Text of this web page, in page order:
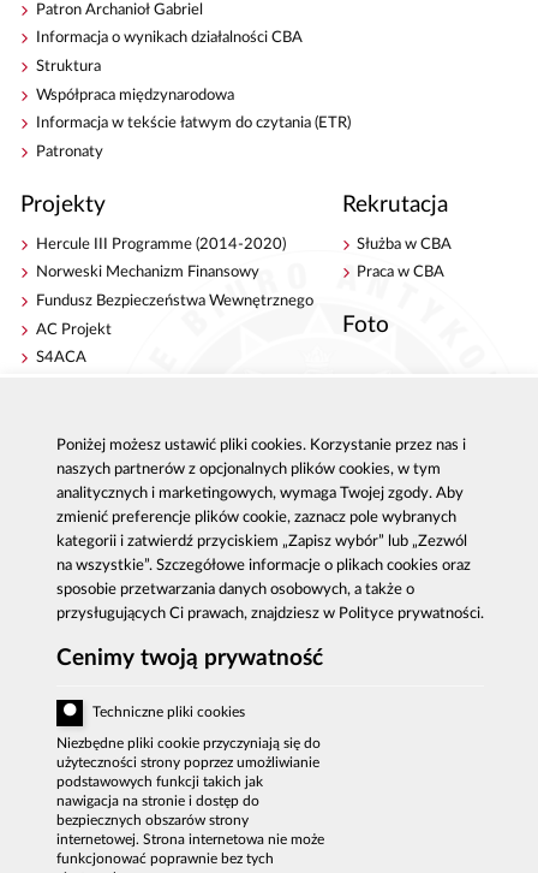
Patron Archanioł Gabriel
Informacja o wynikach działalności CBA
Struktura
Współpraca międzynarodowa
Informacja w tekście łatwym do czytania (ETR)
Patronaty
Projekty
Hercule III Programme (2014-2020)
Norweski Mechanizm Finansowy
Fundusz Bezpieczeństwa Wewnętrznego
AC Projekt
S4ACA
Rekrutacja
Służba w CBA
Praca w CBA
Foto
Publikacje
Strategie antykorupcyjne
Platforma e-learningowa
Centrala CBA w Warszawie
Delegatury CBA
Zgłoś korupcję
Dla mediów
Sygnaliści - zgłoszenia zewnętrzne
Zgłoszenie korupcji: 800 808 808, email:
sygnal@
fax: 22 437 2297, tel.: 22 437 2222, email:
bip@cba.gov.pl
DEKLARACJA DOSTĘPNOŚCI
MAPA SERWISU
Poniżej możesz ustawić pliki cookies. Korzystanie przez nas i
naszych partnerów z opcjonalnych plików cookies, w tym
analitycznych i marketingowych, wymaga Twojej zgody. Aby
zmienić preferencje plików cookie, zaznacz pole wybranych
kategorii i zatwierdź przyciskiem „Zapisz wybór” lub „Zezwól
na wszystkie”. Szczegółowe informacje o plikach cookies oraz
sposobie przetwarzania danych osobowych, a także o
przysługujących Ci prawach, znajdziesz w Polityce prywatności.
Cenimy twoją prywatność
Techniczne pliki cookies
Niezbędne pliki cookie przyczyniają się do
użyteczności strony poprzez umożliwianie
podstawowych funkcji takich jak
nawigacja na stronie i dostęp do
bezpiecznych obszarów strony
internetowej. Strona internetowa nie może
funkcjonować poprawnie bez tych